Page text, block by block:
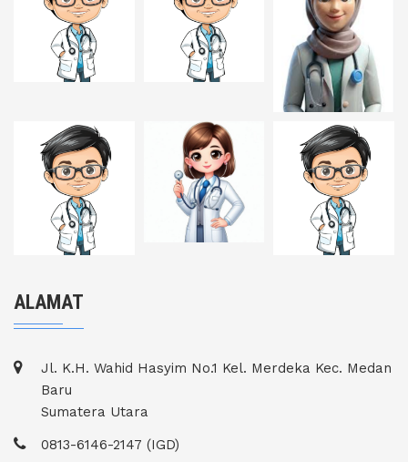
ALAMAT
Jl. K.H. Wahid Hasyim No.1 Kel. Merdeka Kec. Medan
Baru
Sumatera Utara
0813-6146-2147 (IGD)